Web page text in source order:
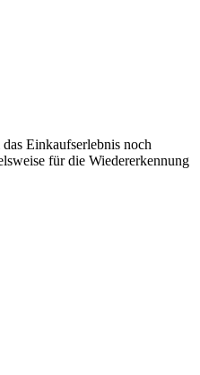
Einkaufserlebnis noch
für die Wiedererkennung